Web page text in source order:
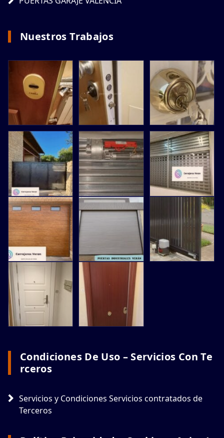
Nuestros Trabajos
Condiciones De Uso – Servicios Con Te
Rceros
Servicios y Condiciones Servicios contratados de
Terceros